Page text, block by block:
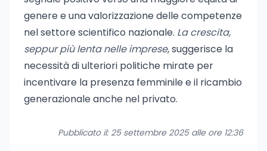
genere e una valorizzazione delle competenze
nel settore scientifico nazionale. La crescita,
seppur più lenta nelle imprese, suggerisce la
necessità di ulteriori politiche mirate per
incentivare la presenza femminile e il ricambio
generazionale anche nel privato.
Pubblicato il: 25 settembre 2025 alle ore 12:36